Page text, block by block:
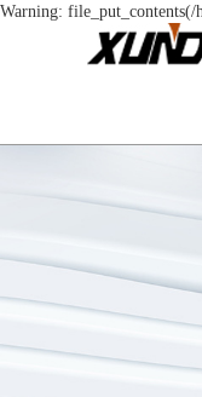
Warning: file_put_contents(/